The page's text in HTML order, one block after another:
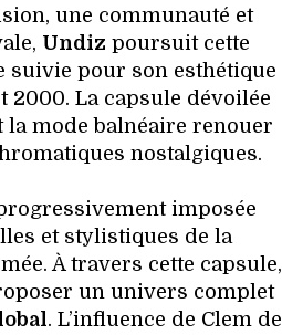
une communauté et
Undiz poursuit cette
suivie pour son esthétique
2000. La capsule dévoilée
la mode balnéaire renouer
nostalgiques.
imposée
et stylistiques de la
À travers cette capsule,
un univers complet
. L’influence de Clem de